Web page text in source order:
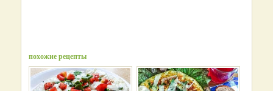
похожие рецепты